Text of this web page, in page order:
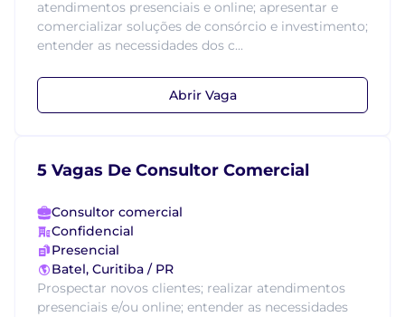
atendimentos presenciais e online; apresentar e
comercializar soluções de consórcio e investimento;
entender as necessidades dos c...
Abrir Vaga
5 Vagas De Consultor Comercial
Consultor comercial
Confidencial
Presencial
Batel, Curitiba / PR
Prospectar novos clientes; realizar atendimentos
presenciais e/ou online; entender as necessidades